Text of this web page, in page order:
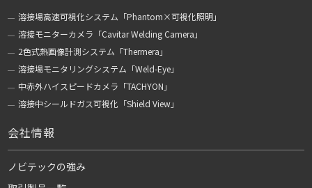
溶接場高速可視化システム「Phantom×可視化照明」
溶接モニターカメラ「Cavitar Welding Camera」
2色式熱画像計測システム「Thermera」
溶接場モニタリングシステム「Weld-Eye」
中赤外ハイスピードカメラ「TACHYON」
溶接中シールドガス可視化「Shield View」
会社情報
ノビテックの強み